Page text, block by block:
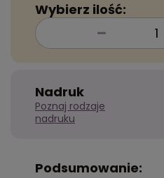
Wybierz ilość:
Nadruk
Poznaj rodzaje
nadruku
Podsumowanie: